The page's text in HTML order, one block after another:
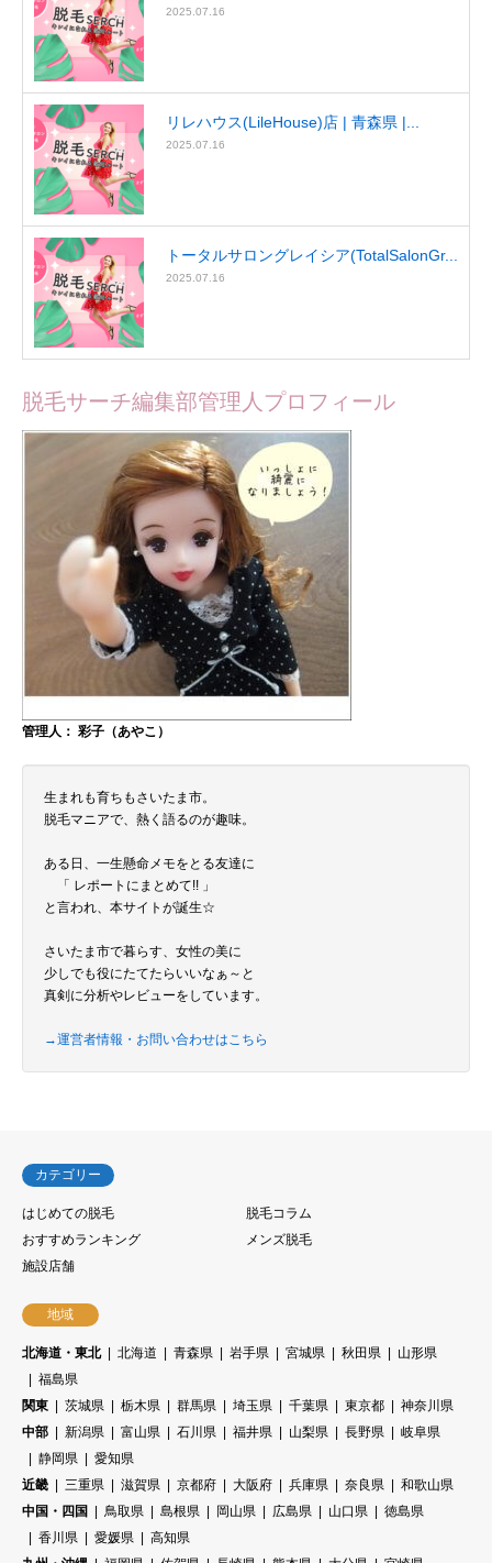
2025.07.16
リレハウス(LileHouse)店 | 青森県 |...
2025.07.16
トータルサロングレイシア(TotalSalonGr...
2025.07.16
脱毛サーチ編集部管理人プロフィール
管理人： 彩子（あやこ）
生まれも育ちもさいたま市。
脱毛マニアで、熱く語るのが趣味。
ある日、一生懸命メモをとる友達に
「 レポートにまとめて!! 」
と言われ、本サイトが誕生☆
さいたま市で暮らす、女性の美に
少しでも役にたてたらいいなぁ～と
真剣に分析やレビューをしています。
→運営者情報・お問い合わせはこちら
カテゴリー
はじめての脱毛
脱毛コラム
おすすめランキング
メンズ脱毛
施設店舗
地域
北海道・東北 北海道 青森県 岩手県 宮城県 秋田県
山形県
福島県
関東
茨城県 栃木県 群馬県 埼玉県 千葉県 東京都
神奈川県
中部
新潟県 富山県 石川県 福井県 山梨県 長野県
岐阜県
静岡県
愛知県
近畿
三重県 滋賀県 京都府 大阪府 兵庫県 奈良県
和歌山県
中国・四国
鳥取県 島根県 岡山県 広島県 山口県
徳島県
香川県
愛媛県
高知県